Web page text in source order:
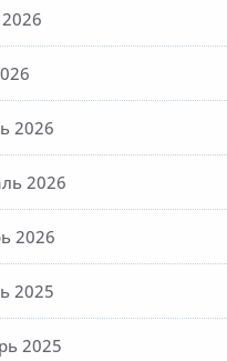
2026
2026
2026
2025
2025